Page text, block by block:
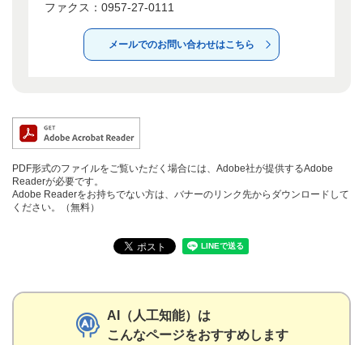
ファクス：0957-27-0111
メールでのお問い合わせはこちら
PDF形式のファイルをご覧いただく場合には、Adobe社が提供するAdobe
Readerが必要です。
Adobe Readerをお持ちでない方は、バナーのリンク先からダウンロードして
ください。（無料）
AI（人工知能）は
こんなページをおすすめします